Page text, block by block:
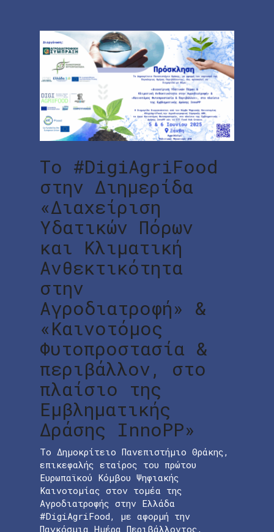
To #DigiAgriFood
στην Διημερίδα
«Διαχείριση
Υδατικών Πόρων
και Κλιματική
Ανθεκτικότητα
στην
Αγροδιατροφή» &
«Καινοτόμος
Φυτοπροστασία &
περιβάλλον, στο
πλαίσιο της
Εμβληματικής
Δράσης InnoPP»
Το Δημοκρίτειο Πανεπιστήμιο Θράκης,
επικεφαλής εταίρος του πρώτου
Ευρωπαϊκού Κόμβου Ψηφιακής
Καινοτομίας στον τομέα της
Αγροδιατροφής στην Ελλάδα
#DigiAgriFood, με αφορμή την
Παγκόσμια Ημέρα Περιβάλλοντος,